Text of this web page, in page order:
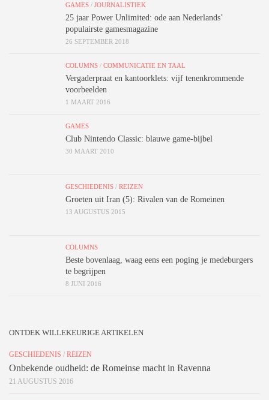
GAMES / JOURNALISTIEK
25 jaar Power Unlimited: ode aan Nederlands’
populairste gamesmagazine
26 SEPTEMBER 2018
COLUMNS / COMMUNICATIE EN TAAL
Vergaderpraat en kantoorklets: vijf tenenkrommende
voorbeelden
1 MAART 2016
GAMES
Club Nintendo Classic: blauwe game-bijbel
30 MAART 2010
GESCHIEDENIS / REIZEN
Groeten uit Iran (5): Rivalen van de Romeinen
13 AUGUSTUS 2015
COLUMNS
Beste bovenlaag, waag eens een poging je medeburgers
te begrijpen
8 JUNI 2016
ONTDEK WILLEKEURIGE ARTIKELEN
GESCHIEDENIS / REIZEN
Onbekende oudheid: de Romeinse macht in Ravenna
21 AUGUSTUS 2016